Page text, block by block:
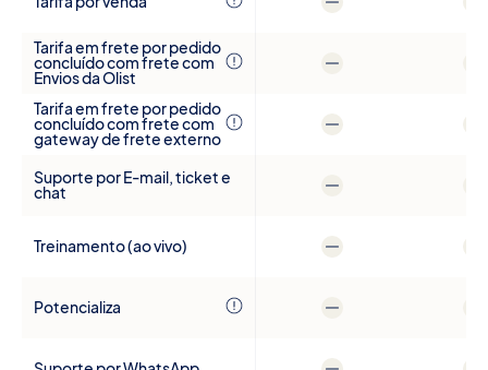
Tarifa em frete por pedido
concluído com frete com
Envios da Olist
Tarifa em frete por pedido
concluído com frete com
gateway de frete externo
Suporte por E-mail, ticket e
chat
Treinamento (ao vivo)
Potencializa